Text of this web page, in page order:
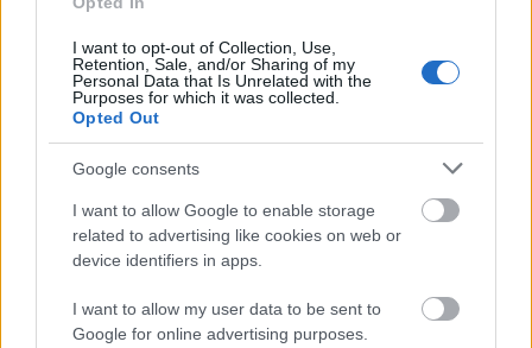
I want to opt-out of Collection, Use,
Retention, Sale, and/or Sharing of my
Personal Data that Is Unrelated with the
Purposes for which it was collected.
Opted Out
Google consents
I want to allow Google to enable storage
related to advertising like cookies on web or
device identifiers in apps.
I want to allow my user data to be sent to
Google for online advertising purposes.
A Bagossy Brothers Company most
elmondja, honnan jöttek a dalaik